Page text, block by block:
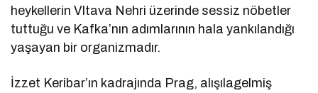
heykellerin Vltava Nehri üzerinde sessiz nöbetler
tuttuğu ve Kafka’nın adımlarının hala yankılandığı
yaşayan bir organizmadır.
İzzet Keribar’ın kadrajında Prag, alışılagelmiş